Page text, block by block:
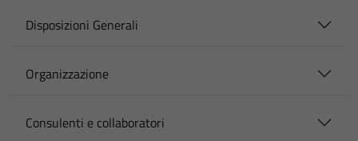
Disposizioni Generali
Organizzazione
Consulenti e collaboratori